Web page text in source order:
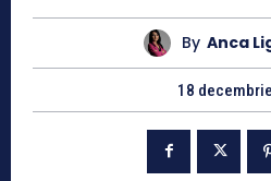
By Anca
18